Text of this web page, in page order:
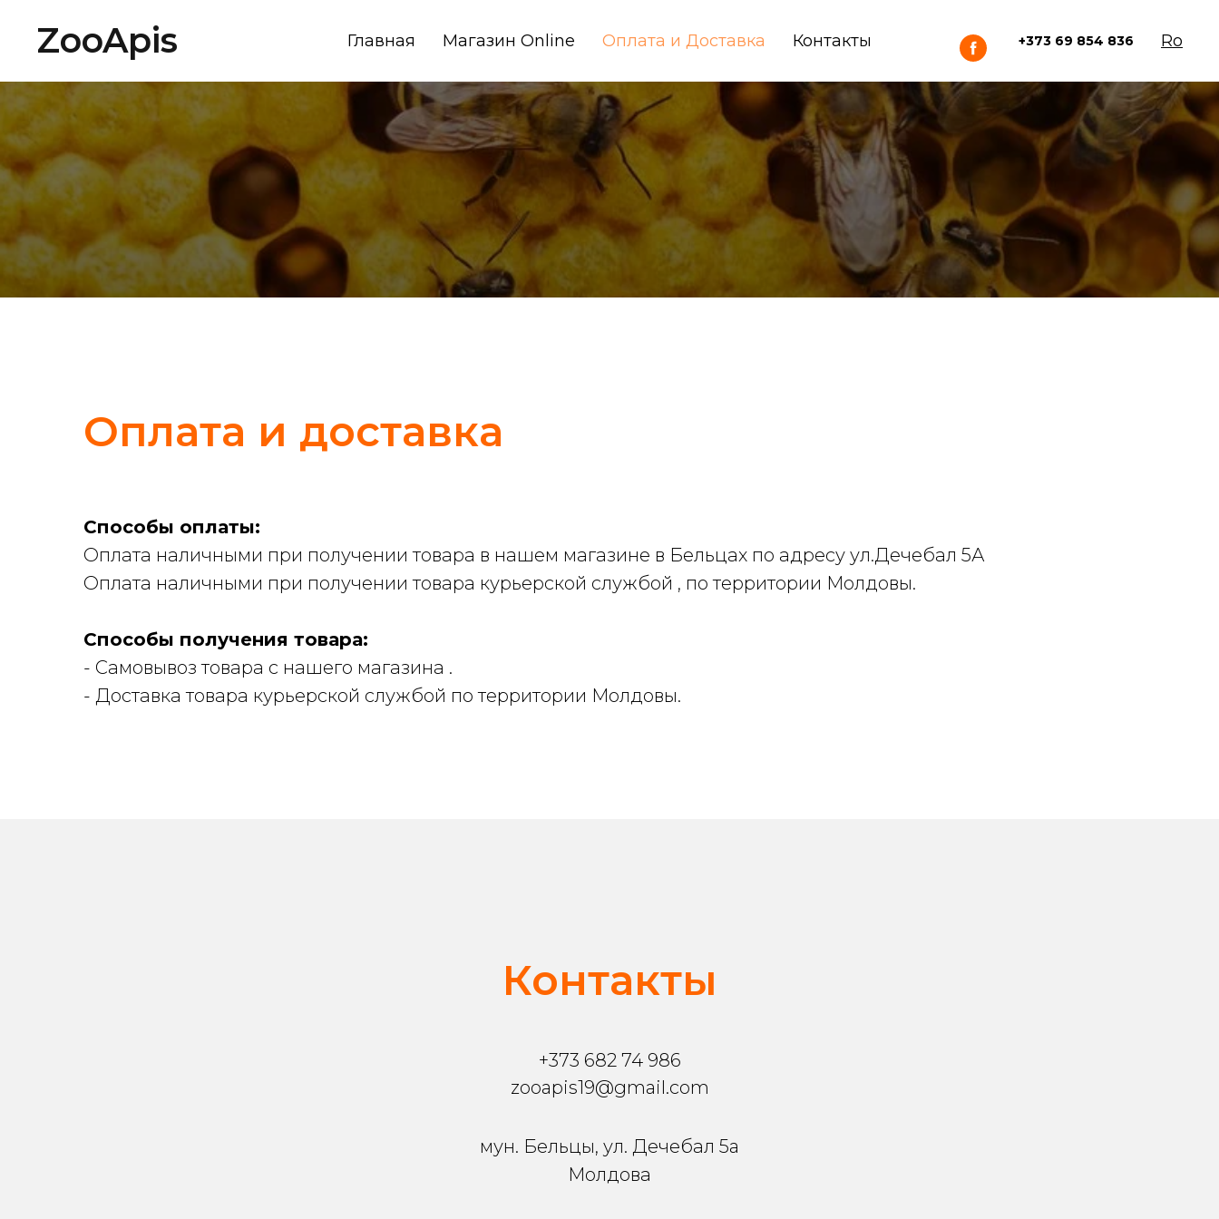
ZooApis Главная Магазин Online Оплата и Доставка Контакты +373 69 854 836 Ro
Оплата и доставка
Способы оплаты:
Оплата наличными при получении товара в нашем магазине в Бельцах по адресу ул.Дечебал 5А
Оплата наличными при получении товара курьерской службой , по территории Молдовы.
Способы получения товара:
- Самовывоз товара с нашего магазина .
- Доставка товара курьерской службой по территории Молдовы.
Контакты
+373 682 74 986
zooapis19@gmail.com
мун. Бельцы, ул. Дечебал 5a
Молдова